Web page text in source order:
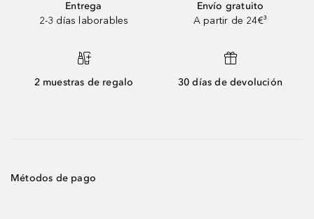
Entrega
2-3 días laborables
Envío gratuito
A partir de 24€³
2 muestras de regalo 30 días de devolución
Métodos de pago